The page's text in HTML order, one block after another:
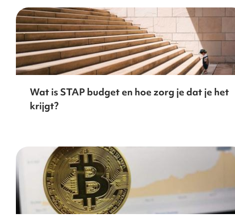
Wat is STAP budget en hoe zorg je dat je het
krijgt?